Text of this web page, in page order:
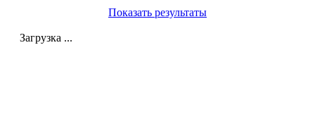
Показать результаты
Загрузка ...